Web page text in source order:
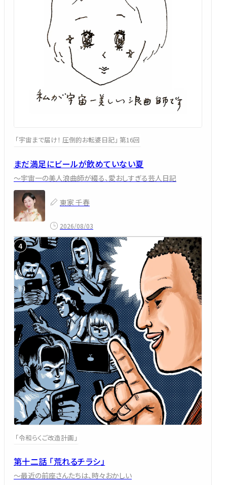
「宇宙まで届け！ 圧倒的お転婆日記」 第16回
まだ満足にビールが飲めていない夏
～宇宙一の美人浪曲師が綴る、愛おしすぎる芸人日記
東家 千春
2026/08/03
「令和らくご改造計画」
第十二話 「荒れるチラシ」
～最近の前座さんたちは、時々おかしい